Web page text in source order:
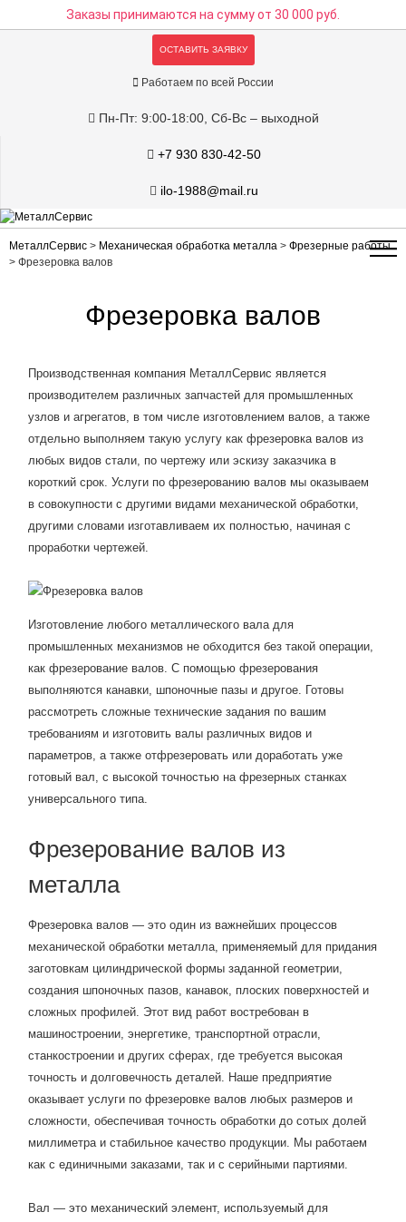
Заказы принимаются на суммуот 30 000 руб.
ОСТАВИТЬ ЗАЯВКУ
Работаем по всей России
Пн-Пт: 9:00-18:00, Сб-Вс – выходной
+7 930 830-42-50
ilo-1988@mail.ru
МеталлСервис > Механическая обработка металла > Фрезерные работы
> Фрезеровка валов
Фрезеровка валов
Производственная компания МеталлСервис является
производителем различных запчастей для промышленных
узлов и агрегатов, в том числе изготовлением валов, а также
отдельно выполняем такую услугу как фрезеровка валов из
любых видов стали, по чертежу или эскизу заказчика в
короткий срок. Услуги по фрезерованию валов мы оказываем
в совокупности с другими видами механической обработки,
другими словами изготавливаем их полностью, начиная с
проработки чертежей.
Изготовление любого металлического вала для
промышленных механизмов не обходится без такой операции,
как фрезерование валов. С помощью фрезерования
выполняются канавки, шпоночные пазы и другое. Готовы
рассмотреть сложные технические задания по вашим
требованиям и изготовить валы различных видов и
параметров, а также отфрезеровать или доработать уже
готовый вал, с высокой точностью на фрезерных станках
универсального типа.
Фрезерование валов из
металла
Фрезеровка валов — это один из важнейших процессов
механической обработки металла, применяемый для придания
заготовкам цилиндрической формы заданной геометрии,
создания шпоночных пазов, канавок, плоских поверхностей и
сложных профилей. Этот вид работ востребован в
машиностроении, энергетике, транспортной отрасли,
станкостроении и других сферах, где требуется высокая
точность и долговечность деталей. Наше предприятие
оказывает услуги по фрезеровке валов любых размеров и
сложности, обеспечивая точность обработки до сотых долей
миллиметра и стабильное качество продукции. Мы работаем
как с единичными заказами, так и с серийными партиями.
Вал — это механический элемент, используемый для